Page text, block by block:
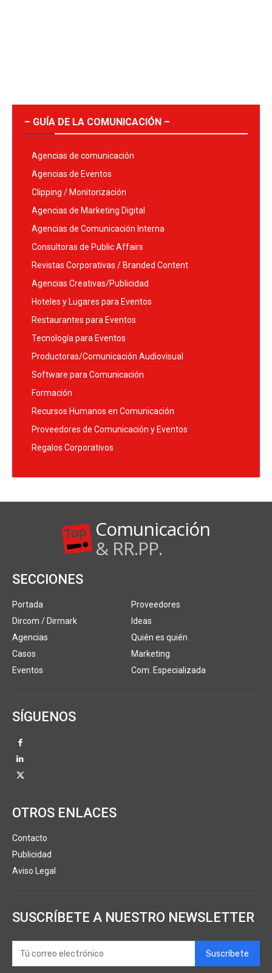
– GUÍA DE LA COMUNICACIÓN –
Agencias de comunicación
Agencias de Eventos
Clipping / Monitorización
Agencias de Marketing Digital
Agencias de Comunicación Interna
Consultoras de Public Affairs
Revistas Corporativas / Branded Content
Agencias Creativas/Publicidad
Hoteles y Lugares para Eventos
Restaurantes para Eventos
Tecnología para Eventos
Productoras/Comunicación Audiovisual
Software para Comunicación
Formación
Recursos Humanos en Comunicación
Proveedores de Comunicación y Eventos
Regalos Corporativos
Comunicación
& RR.PP.
SECCIONES
Portada
Dircom / Dirmark
Agencias
Casos
Eventos
Proveedores
Ideas
Quién es quién
Marketing
Com. Especializada
SÍGUENOS
OTROS ENLACES
Contacto
Publicidad
Aviso Legal
SUSCRÍBETE A NUESTRO NEWSLETTER
Suscríbete